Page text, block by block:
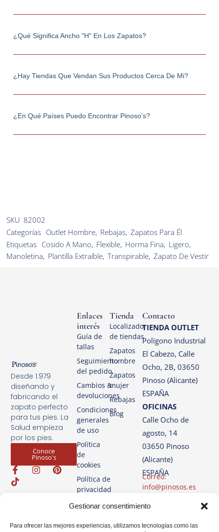
Gestionar consentimiento
Para ofrecer las mejores experiencias, utilizamos tecnologías como las
¿Qué Significa Ancho "h" En Los Zapatos?
¿Hay Tiendas Que Vendan Sus Productos Cerca De Mi?
¿En Qué Países Puedo Encontrar Pinoso's?
SKU 82002
Categorías Outlet Hombre, Rebajas, Zapatos Para Él
Etiquetas Cosido A Mano, Flexible, Horma Fina, Ligero,
Manoletina, Plantilla Extraíble, Transpirable, Zapato De Vestir
Desde 1.979
diseñando y
fabricando el
zapato perfecto
para tus pies. La
Salud empieza
por los pies.
Conoce
Pinoso's
Tienda
Localizador
de tiendas
Zapatos
hombre
Zapatos
mujer
Rebajas
Blog
Enlaces
interés
Guía de
tallas
Seguimiento
del pedido
Cambios &
devoluciones
Condiciones
generales
de uso
Política
de
cookies
Política de
privacidad
Aviso
Contacto
TIENDA OUTLET
Polígono Industrial
El Cabezo, Calle
Ocho, 2B, 03650
Pinoso (Alicante)
ESPAÑA
OFICINAS
Calle Ocho de
agosto, 14
03650 Pinoso
(Alicante)
ESPAÑA
Correo:
info@pinosos.es
Teléfono: +34 96 69
70 274
+34 670 387 812